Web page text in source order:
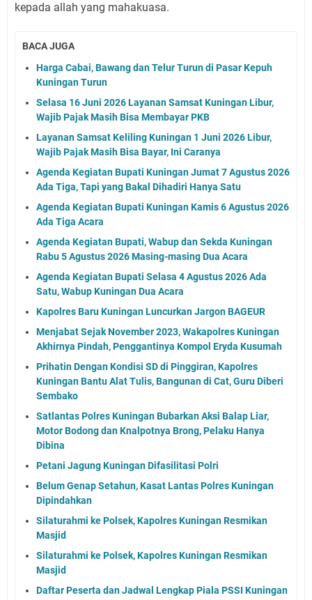
kepada allah yang mahakuasa.
BACA JUGA
Harga Cabai, Bawang dan Telur Turun di Pasar Kepuh
Kuningan Turun
Selasa 16 Juni 2026 Layanan Samsat Kuningan Libur,
Wajib Pajak Masih Bisa Membayar PKB
Layanan Samsat Keliling Kuningan 1 Juni 2026 Libur,
Wajib Pajak Masih Bisa Bayar, Ini Caranya
Agenda Kegiatan Bupati Kuningan Jumat 7 Agustus 2026
Ada Tiga, Tapi yang Bakal Dihadiri Hanya Satu
Agenda Kegiatan Bupati Kuningan Kamis 6 Agustus 2026
Ada Tiga Acara
Agenda Kegiatan Bupati, Wabup dan Sekda Kuningan
Rabu 5 Agustus 2026 Masing-masing Dua Acara
Agenda Kegiatan Bupati Selasa 4 Agustus 2026 Ada
Satu, Wabup Kuningan Dua Acara
Kapolres Baru Kuningan Luncurkan Jargon BAGEUR
Menjabat Sejak November 2023, Wakapolres Kuningan
Akhirnya Pindah, Penggantinya Kompol Eryda Kusumah
Prihatin Dengan Kondisi SD di Pinggiran, Kapolres
Kuningan Bantu Alat Tulis, Bangunan di Cat, Guru Diberi
Sembako
Satlantas Polres Kuningan Bubarkan Aksi Balap Liar,
Motor Bodong dan Knalpotnya Brong, Pelaku Hanya
Dibina
Petani Jagung Kuningan Difasilitasi Polri
Belum Genap Setahun, Kasat Lantas Polres Kuningan
Dipindahkan
Silaturahmi ke Polsek, Kapolres Kuningan Resmikan
Masjid
Silaturahmi ke Polsek, Kapolres Kuningan Resmikan
Masjid
Daftar Peserta dan Jadwal Lengkap Piala PSSI Kuningan